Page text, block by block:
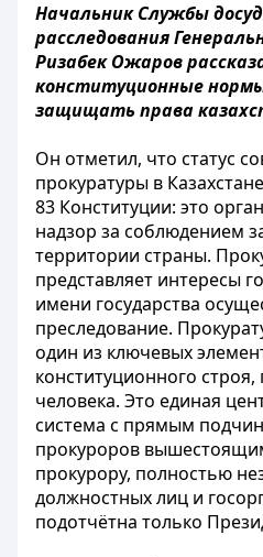
Начальник Службы
расследования
Ризабек Ожаров
конституционные
защищать права
Он отметил, что статус
прокуратуры в
83 Конституции: это
надзор за соблюдением
территории страны.
представляет интересы
имени государства
преследование.
один из ключевых
конституционного
человека. Это единая
система с прямым
прокуроров
прокурору, полностью
должностных лиц и
подотчётна только